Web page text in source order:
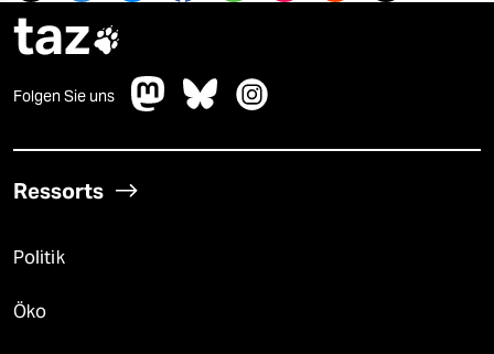
taz
Folgen Sie uns
Ressorts
Politik
Öko